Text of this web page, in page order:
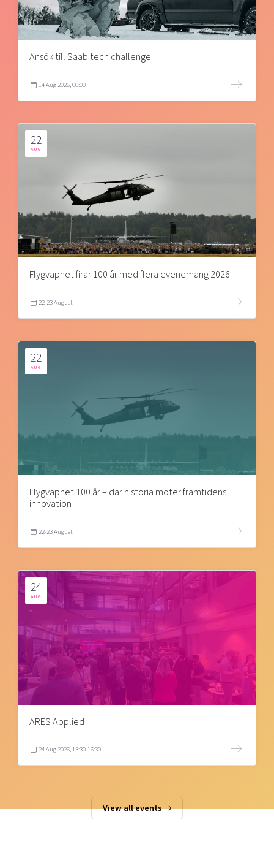
Ansök till Saab tech challenge
14 Aug 2026, 00:00
22
AUG
Flygvapnet firar 100 år med flera evenemang 2026
22-23 August
22
AUG
Flygvapnet 100 år – där historia möter framtidens
innovation
22-23 August
24
AUG
ARES Applied
24 Aug 2026, 13:30-16:30
View all events